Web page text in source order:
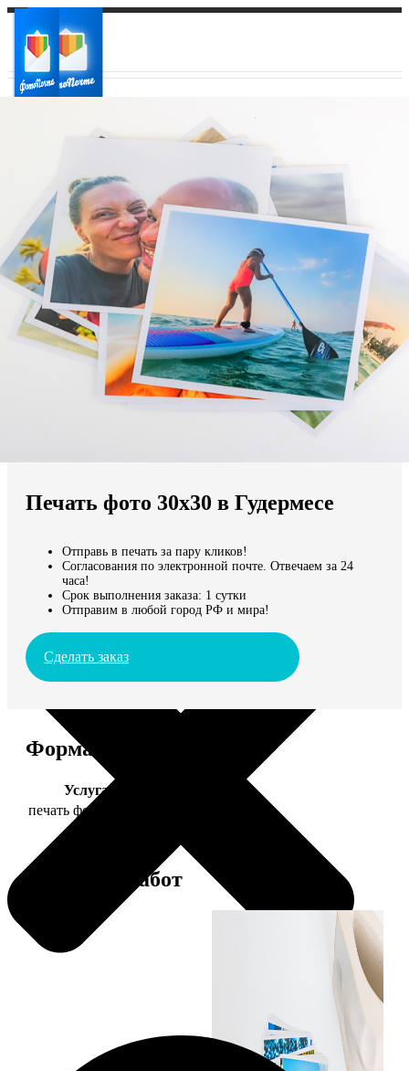
Ваш регион доставки
Выберите из списка:
Мы доставляем по всему миру
Продолжить без города
Печать фото 30х30 в Гудермесе
Отправь в печать за пару кликов!
Согласования по электронной почте. Отвечаем за 24
часа!
Срок выполнения заказа: 1 сутки
Отправим в любой город РФ и мира!
Сделать заказ
Форматы и цены
Услуга
печать фото 30х30
Примеры работ